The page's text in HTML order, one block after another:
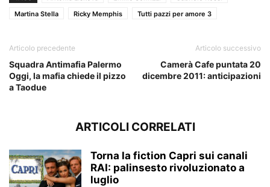
Martina Stella
Ricky Memphis Tutti pazzi per amore 3
Articolo precedente
Squadra Antimafia Palermo
Oggi, la mafia chiede il pizzo
a Taodue
Articolo successivo
Camerà Cafe puntata 20
dicembre 2011: anticipazioni
ARTICOLI CORRELATI
Torna la fiction Capri sui canali
RAI: palinsesto rivoluzionato a
luglio